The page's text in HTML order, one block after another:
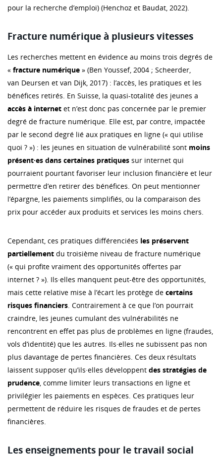
pour la recherche d’emploi) (Henchoz et Baudat, 2022).
Fracture numérique à plusieurs vitesses
Les recherches mettent en évidence au moins trois degrés de
« fracture numérique » (Ben Youssef, 2004 ; Scheerder,
van Deursen et van Dijk, 2017) : l’accès, les pratiques et les
bénéfices retirés. En Suisse, la quasi-totalité des jeunes a
accès à internet et n’est donc pas concernée par le premier
degré de fracture numérique. Elle est, par contre, impactée
par le second degré lié aux pratiques en ligne (« qui utilise
quoi ? ») : les jeunes en situation de vulnérabilité sont moins
présent·es dans certaines pratiques sur internet qui
pourraient pourtant favoriser leur inclusion financière et leur
permettre d’en retirer des bénéfices. On peut mentionner
l’épargne, les paiements simplifiés, ou la comparaison des
prix pour accéder aux produits et services les moins chers.
Cependant, ces pratiques différenciées les préservent
partiellement du troisième niveau de fracture numérique
(« qui profite vraiment des opportunités offertes par
internet ? »). Ils·elles manquent peut-être des opportunités,
mais cette relative mise à l’écart les protège de certains
risques financiers. Contrairement à ce que l’on pourrait
craindre, les jeunes cumulant des vulnérabilités ne
rencontrent en effet pas plus de problèmes en ligne (fraudes,
vols d’identité) que les autres. Ils·elles ne subissent pas non
plus davantage de pertes financières. Ces deux résultats
laissent supposer qu’ils·elles développent des stratégies de
prudence, comme limiter leurs transactions en ligne et
privilégier les paiements en espèces. Ces pratiques leur
permettent de réduire les risques de fraudes et de pertes
financières.
Les enseignements pour le travail social